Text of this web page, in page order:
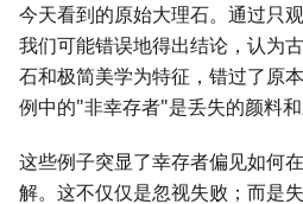
今天看到的原始大理石。通过只
我们可能错误地得出结论，认为
石和极简美学为特征，错过了原
例中的"非幸存者"是丢失的颜料和
这些例子突显了幸存者偏见如何
解。这不仅仅是忽视失败；而是